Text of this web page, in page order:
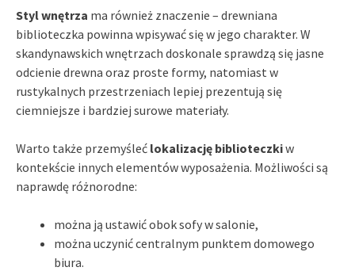
Styl wnętrza ma również znaczenie – drewniana
biblioteczka powinna wpisywać się w jego charakter. W
skandynawskich wnętrzach doskonale sprawdzą się jasne
odcienie drewna oraz proste formy, natomiast w
rustykalnych przestrzeniach lepiej prezentują się
ciemniejsze i bardziej surowe materiały.
Warto także przemyśleć lokalizację biblioteczkiw
kontekście innych elementów wyposażenia. Możliwości są
naprawdę różnorodne:
można ją ustawić obok sofy w salonie,
można uczynić centralnym punktem domowego
biura.